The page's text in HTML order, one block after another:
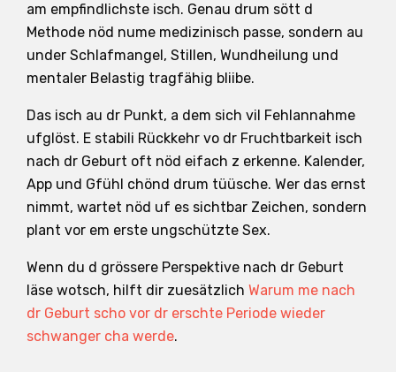
am empfindlichste isch. Genau drum sött d
Methode nöd nume medizinisch passe, sondern au
under Schlafmangel, Stillen, Wundheilung und
mentaler Belastig tragfähig bliibe.
Das isch au dr Punkt, a dem sich vil Fehlannahme
ufglöst. E stabili Rückkehr vo dr Fruchtbarkeit isch
nach dr Geburt oft nöd eifach z erkenne. Kalender,
App und Gfühl chönd drum tüüsche. Wer das ernst
nimmt, wartet nöd uf es sichtbar Zeichen, sondern
plant vor em erste ungschützte Sex.
Wenn du d grössere Perspektive nach dr Geburt
läse wotsch, hilft dir zuesätzlich Warum me nach
dr Geburt scho vor dr erschte Periode wieder
schwanger cha werde.